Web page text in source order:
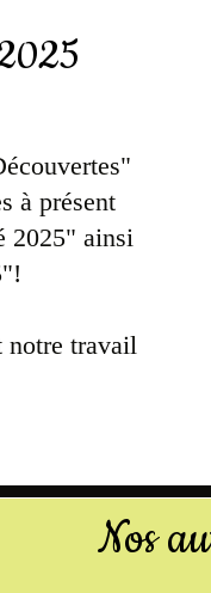
à présent
2025" ainsi
notre travail
Nos